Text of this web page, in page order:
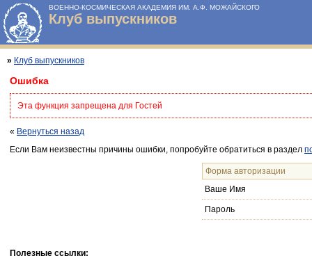
ВОЕННО-КОСМИЧЕСКАЯ АКАДЕМИЯ ИМ. А.Ф. МОЖАЙСКОГО
Клуб выпускников
» Клуб выпускников
Ошибка
Эта функция запрещена для Гостей
« Вернуться назад
Если Вам неизвестны причины ошибки, попробуйте обратиться в раздел
Форма авторизации
Ваше Имя
Пароль
Полезные ссылки: